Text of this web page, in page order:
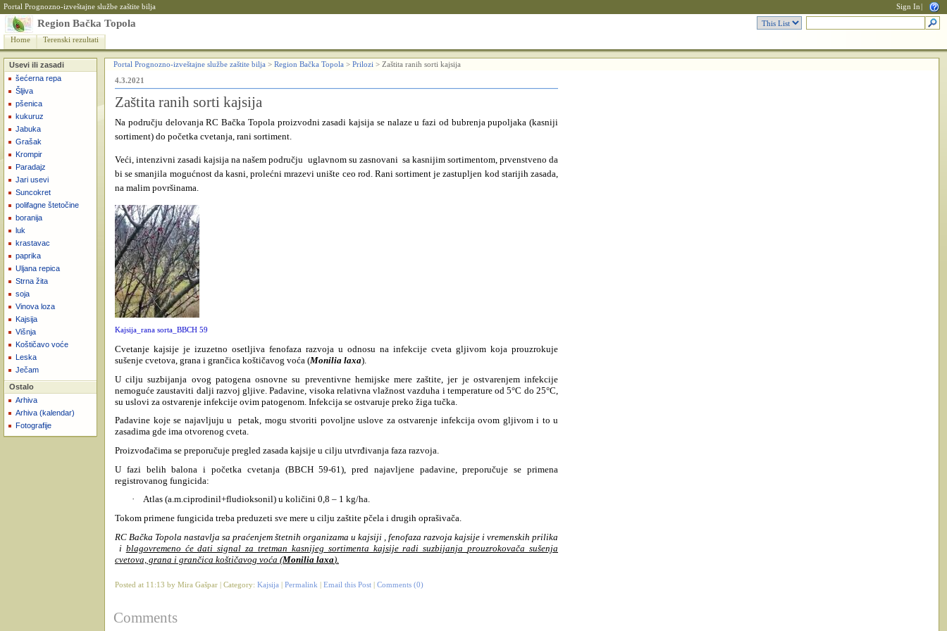
Portal Prognozno-izveštajne službe zaštite bilja Sign In
Region Bačka Topola
Home Terenski rezultati
Usevi ili zasadi
šećerna repa
Šljiva
pšenica
kukuruz
Jabuka
Grašak
Krompir
Paradajz
Jari usevi
Suncokret
polifagne štetočine
boranija
luk
krastavac
paprika
Uljana repica
Strna žita
soja
Vinova loza
Kajsija
Višnja
Koštičavo voće
Leska
Ječam
Ostalo
Arhiva
Arhiva (kalendar)
Fotografije
Portal Prognozno-izveštajne službe zaštite bilja > Region Bačka Topola > Prilozi > Zaštita ranih sorti kajsija
4.3.2021
Zaštita ranih sorti kajsija
Na području delovanja RC Bačka Topola proizvodni zasadi kajsija se nalaze u fazi od bubrenja pupoljaka (kasniji
sortiment) do početka cvetanja, rani sortiment.
Veći, intenzivni zasadi kajsija na našem području uglavnom su zasnovani sa kasnijim sortimentom, prvenstveno da
bi se smanjila mogućnost da kasni, prolećni mrazevi unište ceo rod. Rani sortiment je zastupljen kod starijih zasada,
na malim površinama.
Kajsija_rana sorta_BBCH 59
Cvetanje kajsije je izuzetno osetljiva fenofaza razvoja u odnosu na infekcije cveta gljivom koja prouzrokuje
sušenje cvetova, grana i grančica koštičavog voća (Monilia laxa).
U cilju suzbijanja ovog patogena osnovne su preventivne hemijske mere zaštite, jer je ostvarenjem infekcije
nemoguće zaustaviti dalji razvoj gljive. Padavine, visoka relativna vlažnost vazduha i temperature od 5°C do 25°C,
su uslovi za ostvarenje infekcije ovim patogenom. Infekcija se ostvaruje preko žiga tučka.
Padavine koje se najavljuju u petak, mogu stvoriti povoljne uslove za ostvarenje infekcija ovom gljivom i to u
zasadima gde ima otvorenog cveta.
Proizvođačima se preporučuje pregled zasada kajsije u cilju utvrđivanja faza razvoja.
U fazi belih balona i početka cvetanja (BBCH 59-61), pred najavljene padavine, preporučuje se primena
registrovanog fungicida:
· Atlas (a.m.ciprodinil+fludioksonil) u količini 0,8 – 1 kg/ha.
Tokom primene fungicida treba preduzeti sve mere u cilju zaštite pčela i drugih oprašivača.
RC Bačka Topola nastavlja sa praćenjem štetnih organizama u kajsiji , fenofaza razvoja kajsije i vremenskih prilika
i blagovremeno će dati signal za tretman kasnijeg sortimenta kajsije radi suzbijanjaprouzrokovača sušenja
cvetova, grana i grančica koštičavog voća (Monilia laxa).
Posted at 11:13 by Mira Gašpar | Category: Kajsija Permalink Email this Post Comments (0)
Comments